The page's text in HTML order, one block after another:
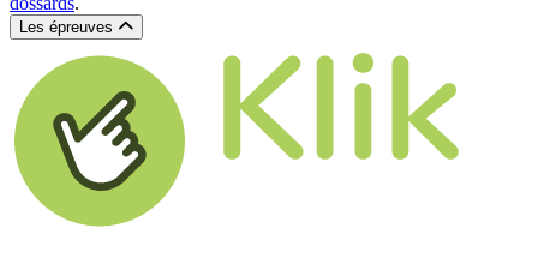
Les épreuves